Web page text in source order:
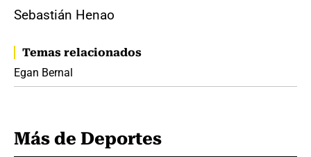
Sebastián Henao
Temas relacionados
Egan Bernal
Más de Deportes